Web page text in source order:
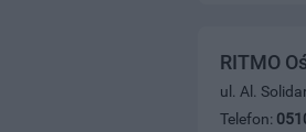
RITMO
ul. Al.
Telefon: